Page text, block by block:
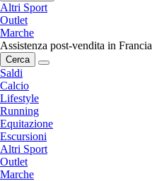
Altri Sport
Outlet
Marche
Assistenza post-vendita in Francia
Cerca
Saldi
Calcio
Lifestyle
Running
Equitazione
Escursioni
Altri Sport
Outlet
Marche